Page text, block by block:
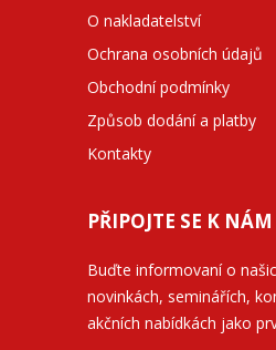
O nakladatelství
Ochrana osobních údajů
Obchodní podmínky
Způsob dodání a platby
Kontakty
PŘIPOJTE SE K NÁM
Buďte informovaní o
novinkách, seminářích,
akčních nabídkách jako